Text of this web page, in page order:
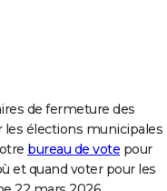
de fermeture des
les élections municipales
bureau de vote pour
et quand voter pour les